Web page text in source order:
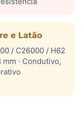
e Latão
/ C26000 / H62
mm · Condutivo,